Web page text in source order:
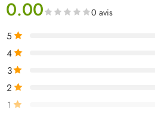
stockage, la manutention et le transport
0.00 0 avis
5
4
3
2
1